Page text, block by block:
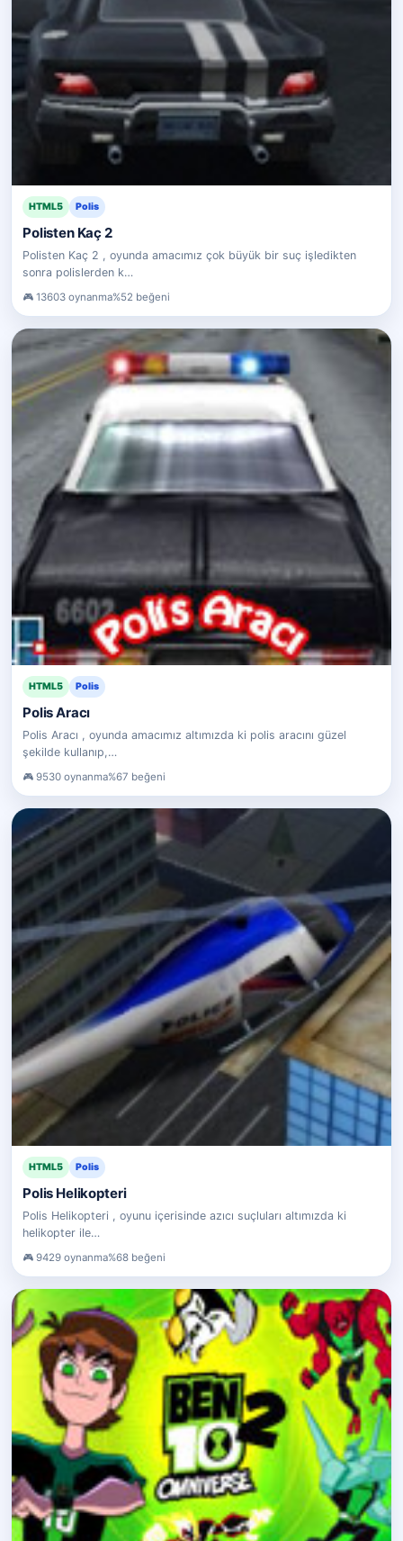
HTML5 Polis
Polisten Kaç 2
Polisten Kaç 2 , oyunda amacımız çok büyük bir suç işledikten
sonra polislerden k…
13603 oynanma%52 beğeni
HTML5 Polis
Polis Aracı
Polis Aracı , oyunda amacımız altımızda ki polis aracını güzel
şekilde kullanıp,…
9530 oynanma%67 beğeni
HTML5 Polis
Polis Helikopteri
Polis Helikopteri , oyunu içerisinde azıcı suçluları altımızda ki
helikopter ile…
9429 oynanma%68 beğeni